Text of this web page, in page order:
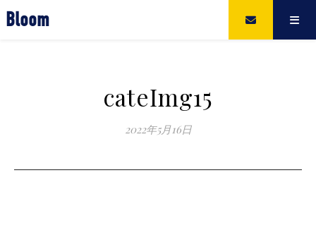
Bloom
cateImg15
2022年5月16日